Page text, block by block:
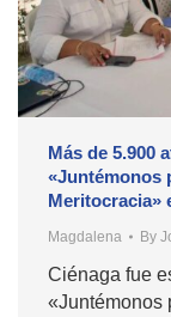
Más de 5.900
«Juntémonos
Meritocracia»
Magdalena By
Ciénaga fue
«Juntémonos